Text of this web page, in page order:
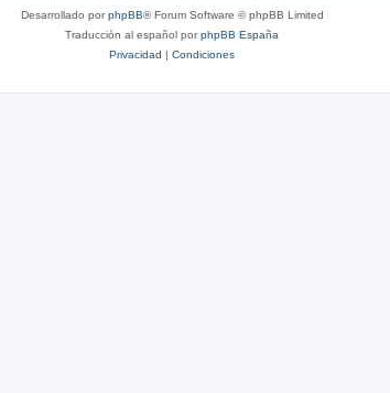
Desarrollado porphpBB® Forum Software © phpBB Limited
Traducción al español porphpBB España
Privacidad | Condiciones